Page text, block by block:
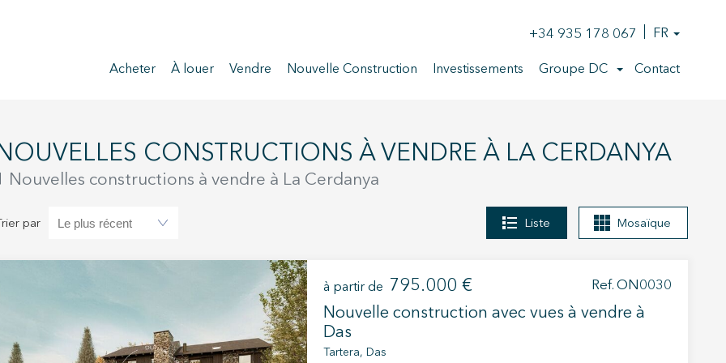
+34 935 178 067 FR
Acheter À louer Vendre Nouvelle Construction Investissements Groupe DC Contact
NOUVELLES CONSTRUCTIONS À VENDRE À LA CERDANYA
Nouvelles constructions à vendre à La Cerdanya
par Liste Mosaïque
à partir de 795.000 € Ref. ON0030
Nouvelle construction avec vues à vendre à
Das
Tartera, Das